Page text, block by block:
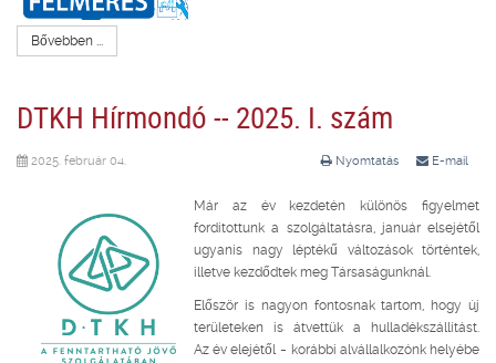
Bővebben ...
DTKH Hírmondó -- 2025. I. szám
Nyomtatás E-mail
2025. február 04.
Már az év kezdetén különös figyelmet
fordítottunk a szolgáltatásra, január elsejétől
ugyanis nagy léptékű változások történtek,
illetve kezdődtek meg Társaságunknál.
Először is nagyon fontosnak tartom, hogy új
területeken is átvettük a hulladékszállítást.
Az év elejétől – korábbi alvállalkozónk helyébe